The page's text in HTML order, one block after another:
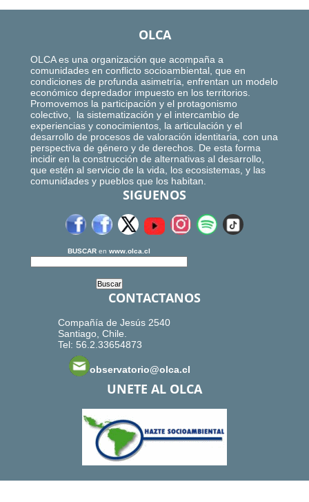
OLCA
OLCA es una organización que acompaña a
comunidades en conflicto socioambiental, que en
condiciones de profunda asimetría, enfrentan un modelo
económico depredador impuesto en los territorios.
Promovemos la participación y el protagonismo
colectivo, la sistematización y el intercambio de
experiencias y conocimientos, la articulación y el
desarrollo de procesos de valoración identitaria, con una
perspectiva de género y de derechos. De esta forma
incidir en la construcción de alternativas al desarrollo,
que estén al servicio de la vida, los ecosistemas, y las
comunidades y pueblos que los habitan.
SIGUENOS
BUSCAR en www.olca.cl
CONTACTANOS
Compañía de Jesús 2540
Santiago, Chile.
Tel: 56.2.33654873
observatorio@olca.cl
UNETE AL OLCA